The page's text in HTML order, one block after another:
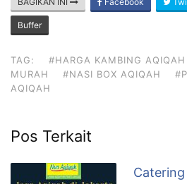
Buffer
TAG: #HARGA KAMBING
MURAH
#NASI BOX AQIQAH
AQIQAH
Pos Terkait